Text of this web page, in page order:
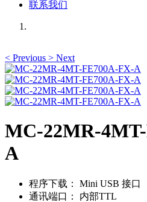
联系我们
< Previous > Next
MC-22MR-
A
程序下载：
Mini USB 接口
通讯端口：
内部TTL